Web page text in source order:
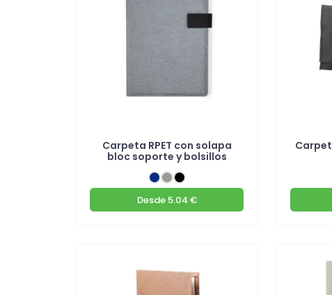
Carpeta RPET con solapa
bloc soporte y bolsillos
Desde5.04 €